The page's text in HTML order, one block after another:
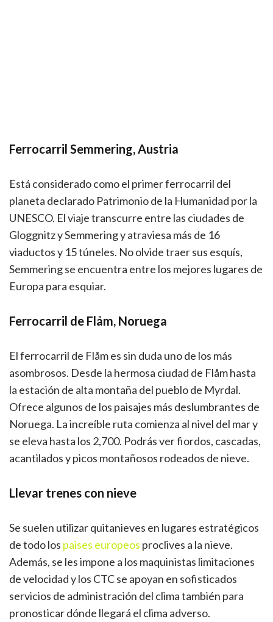
Ferrocarril Semmering, Austria
Está considerado como el primer ferrocarril del
planeta declarado Patrimonio de la Humanidad por la
UNESCO. El viaje transcurre entre las ciudades de
Gloggnitz y Semmering y atraviesa más de 16
viaductos y 15 túneles. No olvide traer sus esquís,
Semmering se encuentra entre los mejores lugares de
Europa para esquiar.
Ferrocarril de Flåm, Noruega
El ferrocarril de Flåm es sin duda uno de los más
asombrosos. Desde la hermosa ciudad de Flåm hasta
la estación de alta montaña del pueblo de Myrdal.
Ofrece algunos de los paisajes más deslumbrantes de
Noruega. La increíble ruta comienza al nivel del mar y
se eleva hasta los 2,700. Podrás ver fiordos, cascadas,
acantilados y picos montañosos rodeados de nieve.
Llevar trenes con nieve
Se suelen utilizar quitanieves en lugares estratégicos
de todo los paises europeos proclives a la nieve.
Además, se les impone a los maquinistas limitaciones
de velocidad y los CTC se apoyan en sofisticados
servicios de administración del clima también para
pronosticar dónde llegará el clima adverso.